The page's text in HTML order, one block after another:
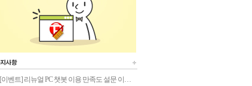
[이벤트] 리뉴얼 PC 챗봇 이용 만족도 설문 이벤트(종료)